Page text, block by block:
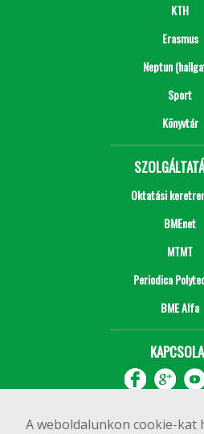
A weboldalunkon cookie-kat
KTH
Erasmus
Neptun
Sport
Könyvtár
Oktatási
BMEnet
MTMT
Periodica
BME Alfa